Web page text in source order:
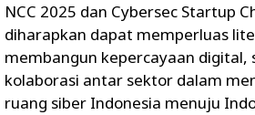
NCC 2025 dan Cybersec Startup
diharapkan dapat memperluas
membangun kepercayaan
kolaborasi antar sektor dalam
ruang siber Indonesia menuju